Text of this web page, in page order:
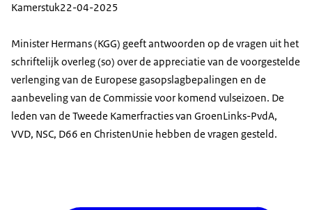
Kamerstuk22-04-2025
Minister Hermans (KGG) geeft antwoorden op de vragen uit het
schriftelijk overleg (so) over de appreciatie van de voorgestelde
verlenging van de Europese gasopslagbepalingen en de
aanbeveling van de Commissie voor komend vulseizoen. De
leden van de Tweede Kamerfracties van GroenLinks-PvdA,
VVD, NSC, D66 en ChristenUnie hebben de vragen gesteld.